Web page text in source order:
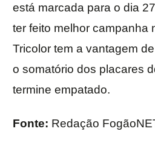
está marcada para o dia
ter feito melhor campanha
Tricolor tem a vantagem
o somatório dos placares
termine empatado.
Fonte: Redação